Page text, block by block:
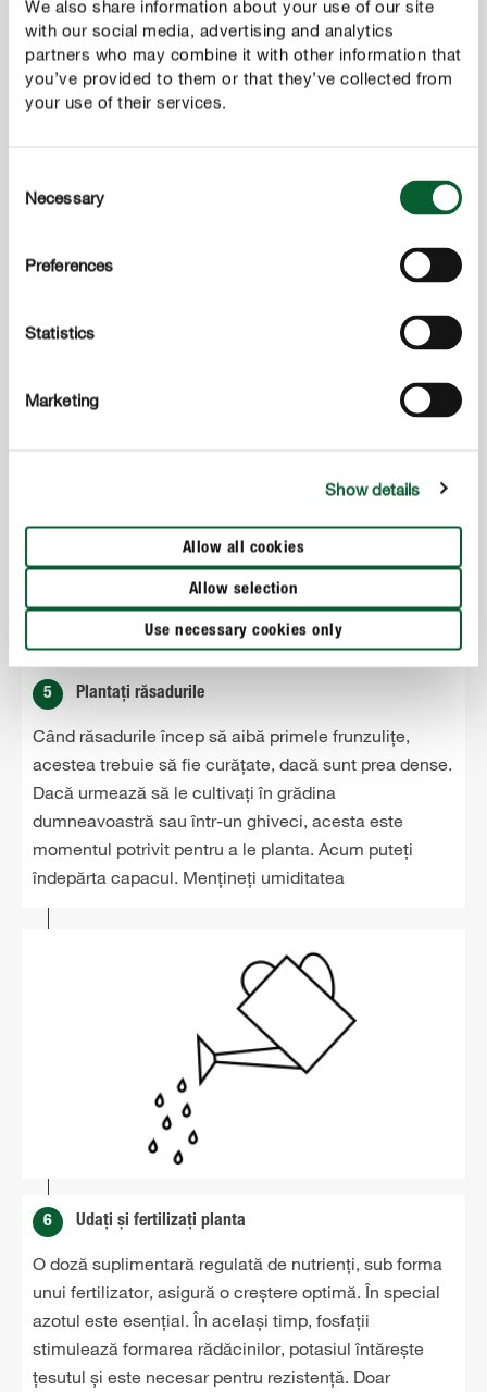
We also share information about your use of our site
with our social media, advertising and analytics
partners who may combine it with other information that
you’ve provided to them or that they’ve collected from
your use of their services.
Selection
Necessary
Preferences
Statistics
Marketing
Show details
Allow all cookies
Allow selection
Use necessary cookies only
4 Încep să apară primele răsaduri
aproximativ 8-14 zile. Acum plantele trebuie să fie
Plantelor aromatice nu le place soarele arzător de la
5 Plantați răsadurile
Când răsadurile încep să aibă primele frunzulițe,
acestea trebuie să fie curățate, dacă sunt prea dense.
Dacă urmează să le cultivați în grădina
dumneavoastră sau într-un ghiveci, acesta este
momentul potrivit pentru a le planta. Acum puteți
îndepărta capacul. Mențineți umiditatea
6 Udați și fertilizați planta
O doză suplimentară regulată de nutrienți, sub forma
unui fertilizator, asigură o creștere optimă. În special
azotul este esențial. În același timp, fosfații
stimulează formarea rădăcinilor, potasiul întărește
țesutul și este necesar pentru rezistență. Doar